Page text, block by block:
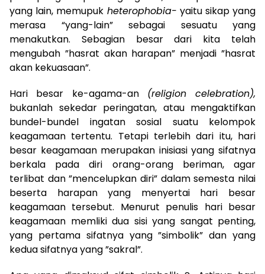
yang lain, memupuk heterophobia- yaitu sikap yang
merasa “yang-lain” sebagai sesuatu yang
menakutkan. Sebagian besar dari kita telah
mengubah ”hasrat akan harapan” menjadi ”hasrat
akan kekuasaan”.
Hari besar ke-agama-an (religion celebration),
bukanlah sekedar peringatan, atau mengaktifkan
bundel-bundel ingatan sosial suatu kelompok
keagamaan tertentu. Tetapi terlebih dari itu, hari
besar keagamaan merupakan inisiasi yang sifatnya
berkala pada diri orang-orang beriman, agar
terlibat dan ”mencelupkan diri” dalam semesta nilai
beserta harapan yang menyertai hari besar
keagamaan tersebut. Menurut penulis hari besar
keagamaan memliki dua sisi yang sangat penting,
yang pertama sifatnya yang ”simbolik” dan yang
kedua sifatnya yang ”sakral”.